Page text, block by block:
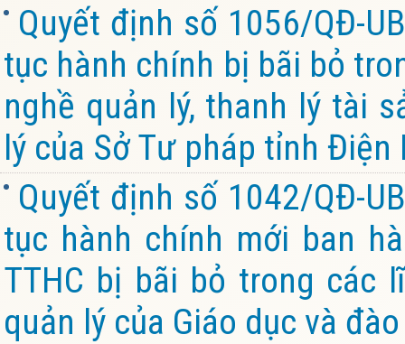
Quyết định số 1056/QĐ-
tục hành chính bị bãi bỏ
nghề quản lý, thanh lý tài
lý của Sở Tư pháp tỉnh Điện
Quyết định số 1042/QĐ-
tục hành chính mới ban
TTHC bị bãi bỏ trong các
quản lý của Giáo dục và